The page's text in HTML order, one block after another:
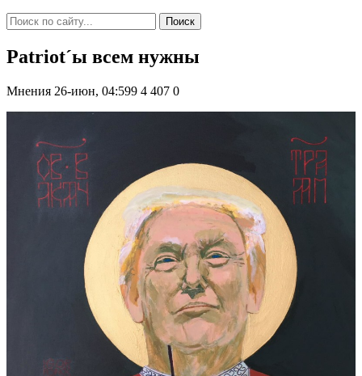
Поиск
Patriot´ы всем нужны
Мнения 26-июн, 04:599 4 407 0